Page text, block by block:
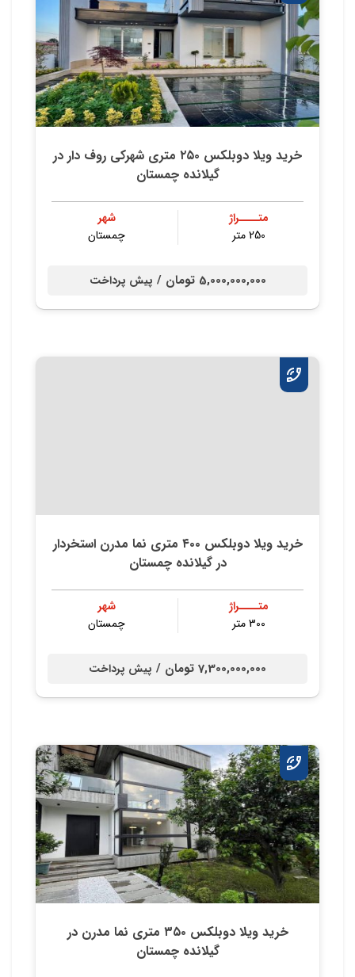
خريد ويلا دوبلكس ٢٥٠ متري شهركي روف دار در
گيلانده چمستان
متــــراژ
250 متر
شهر
چمستان
5,000,000,000 تومان / پیش پرداخت
خريد ويلا دوبلكس ٤٠٠ متري نما مدرن استخردار
در گيلانده چمستان
متــــراژ
300 متر
شهر
چمستان
7,300,000,000 تومان / پیش پرداخت
خريد ويلا دوبلكس ٣٥٠ متري نما مدرن در
گيلانده چمستان